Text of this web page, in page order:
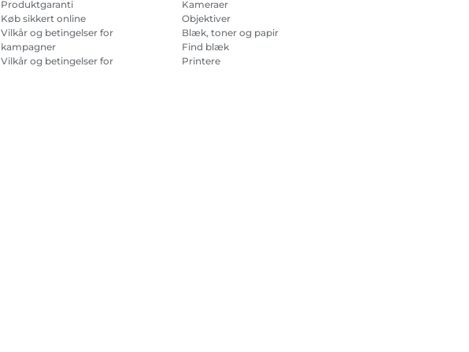
Produktgaranti
Køb sikkert online
Vilkår og betingelser for
kampagner
Vilkår og betingelser for
Kameraer
Objektiver
Blæk, toner og papir
Find blæk
Printere